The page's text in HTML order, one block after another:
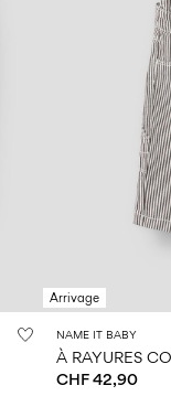
Arrivage
NAME IT BABY
À RAYURES
CHF 42,90